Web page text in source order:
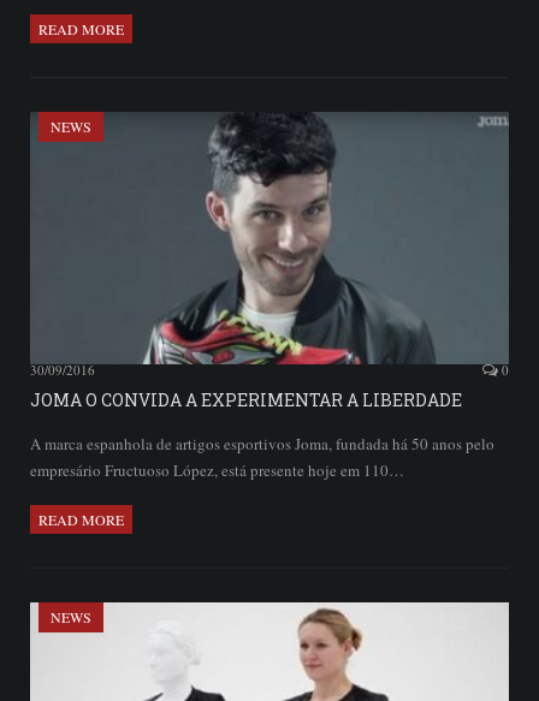
READ MORE
NEWS
30/09/2016 0
JOMA O CONVIDA A EXPERIMENTAR A LIBERDADE
A marca espanhola de artigos esportivos Joma, fundada há 50 anos pelo
empresário Fructuoso López, está presente hoje em 110…
READ MORE
NEWS